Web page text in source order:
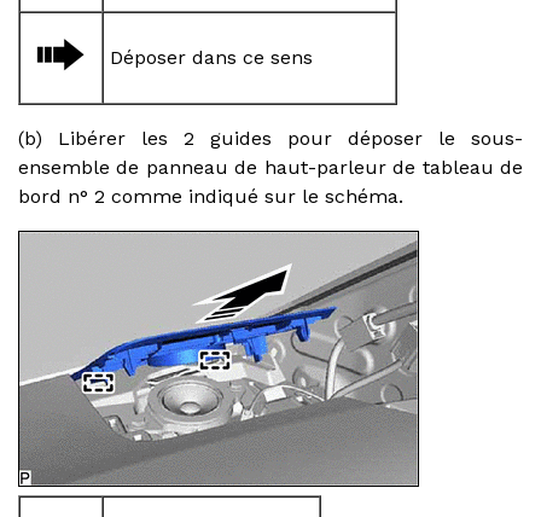
Déposer dans ce sens
(b) Libérer les 2 guides pour déposer le sous-
ensemble de panneau de haut-parleur de tableau de
bord n° 2 comme indiqué sur le schéma.